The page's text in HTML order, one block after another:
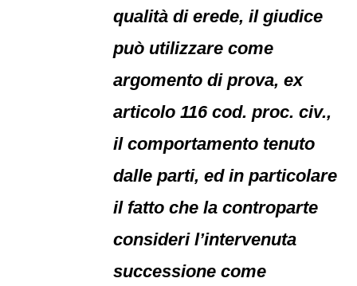
qualità di erede, il giudice
può utilizzare come
argomento di prova, ex
articolo 116 cod. proc. civ.,
il comportamento tenuto
dalle parti, ed in particolare
il fatto che la controparte
consideri l’intervenuta
successione come